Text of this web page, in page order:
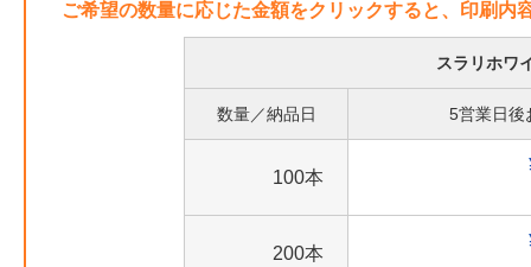
ご希望の数量に応じた金額をクリックすると、印刷内
スラリホワ
数量／納品日 5営業日後
100本
200本